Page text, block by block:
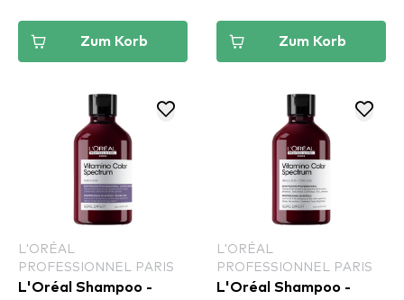
Zum Korb Zum Korb
L'ORÉAL
PROFESSIONNEL PARIS
L'Oréal Shampoo -
L'ORÉAL
PROFESSIONNEL PARIS
L'Oréal Shampoo -